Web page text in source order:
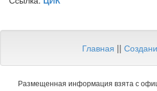
Главная ||
Размещенная информация взята с